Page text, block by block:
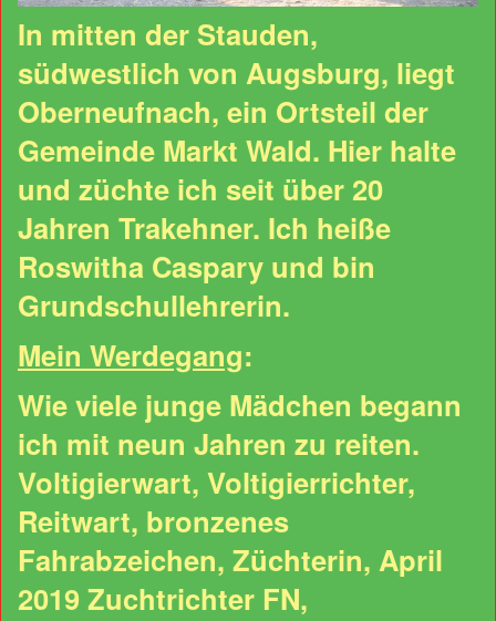
In mitten der Stauden,
südwestlich von Augsburg, liegt
Oberneufnach, ein Ortsteil der
Gemeinde Markt Wald. Hier halte
und züchte ich seit über 20
Jahren Trakehner. Ich heiße
Roswitha Caspary und bin
Grundschullehrerin.
Mein Werdegang:
Wie viele junge Mädchen begann
ich mit neun Jahren zu reiten.
Voltigierwart, Voltigierrichter,
Reitwart, bronzenes
Fahrabzeichen, Züchterin, April
2019 Zuchtrichter FN,